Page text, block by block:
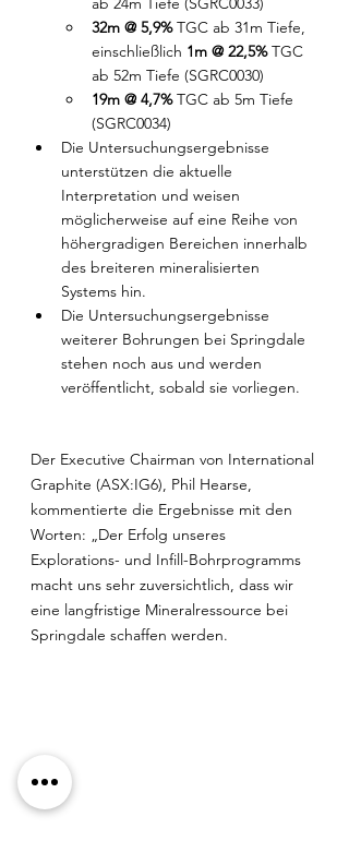
32m @ 5,9% TGC ab 31m Tiefe,
einschließlich 1m @ 22,5% TGC
ab 52m Tiefe (SGRC0030)
19m @ 4,7% TGC ab 5m Tiefe
(SGRC0034)
Die Untersuchungsergebnisse
unterstützen die aktuelle
Interpretation und weisen
möglicherweise auf eine Reihe von
höhergradigen Bereichen innerhalb
des breiteren mineralisierten
Systems hin.
Die Untersuchungsergebnisse
weiterer Bohrungen bei Springdale
stehen noch aus und werden
veröffentlicht, sobald sie vorliegen.
Der Executive Chairman von International
Graphite (ASX:IG6), Phil Hearse,
kommentierte die Ergebnisse mit den
Worten: „Der Erfolg unseres
Explorations- und Infill-Bohrprogramms
macht uns sehr zuversichtlich, dass wir
eine langfristige Mineralressource bei
Springdale schaffen werden.